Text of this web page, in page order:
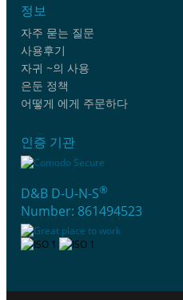
정보
자주 묻는 질문
사용후기
자귀 ~의 사용
은둔 정책
어떻게 에게 주문하다
인증 기관
D&B D-U-N-S®
Number: 861494523